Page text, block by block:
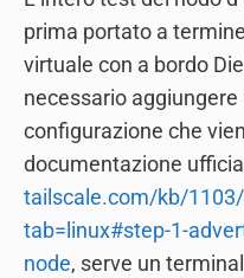
prima portato a
virtuale con a bordo
necessario
configurazione che
documentazione
tailscale.com/kb/
tab=linux#step-1-
node, serve un